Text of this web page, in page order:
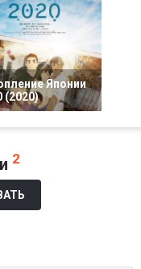
Японии
(2020)
2